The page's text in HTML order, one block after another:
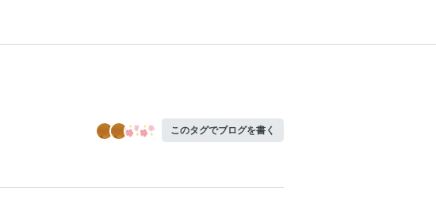
このタグでブログを書く